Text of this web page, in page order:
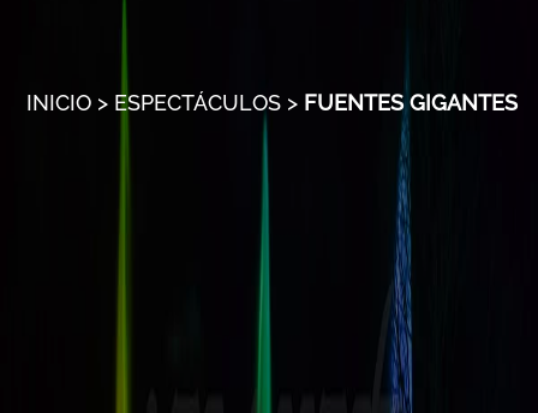
INICIO > ESPECTÁCULOS > FUENTES GIGANTES